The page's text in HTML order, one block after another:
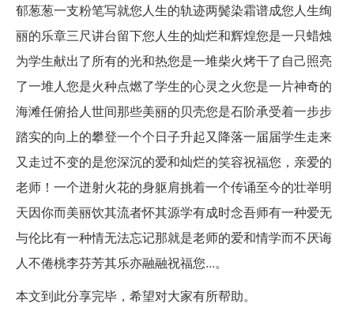
郁葱葱一支粉笔写就您人生的轨迹两鬓染霜谱成您人生绚
丽的乐章三尺讲台留下您人生的灿烂和辉煌您是一只蜡烛
为学生献出了所有的光和热您是一堆柴火烤干了自己照亮
了一堆人您是火种点燃了学生的心灵之火您是一片神奇的
海滩任俯拾人世间那些美丽的贝壳您是石阶承受着一步步
踏实的向上的攀登一个个日子升起又降落一届届学生走来
又走过不变的是您深沉的爱和灿烂的笑容祝福您，亲爱的
老师！一个迸射火花的身躯肩挑着一个传诵至今的壮举明
天因你而美丽饮其流者怀其源学有成时念吾师有一种爱无
与伦比有一种情无法忘记那就是老师的爱和情学而不厌诲
人不倦桃李芬芳其乐亦融融祝福您...。
本文到此分享完毕，希望对大家有所帮助。